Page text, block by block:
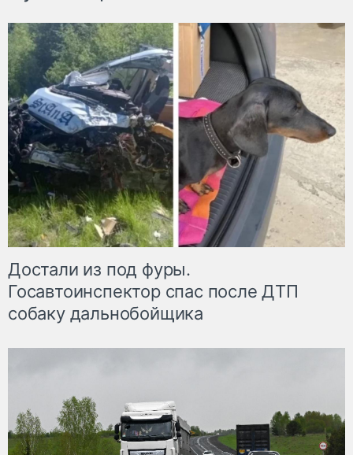
Достали из под фуры.
Госавтоинспектор спас после ДТП
собаку дальнобойщика